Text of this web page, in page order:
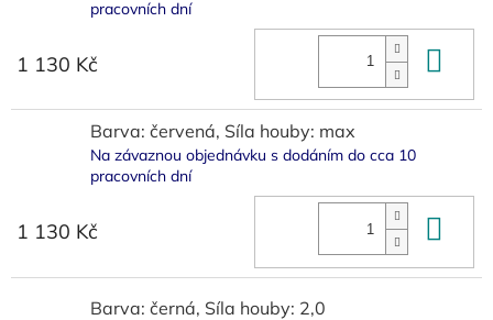
pracovních dní
1 130 Kč
Barva: červená, Síla houby: max
Na závaznou objednávku s dodáním do cca 10
pracovních dní
1 130 Kč
Barva: černá, Síla houby: 2,0